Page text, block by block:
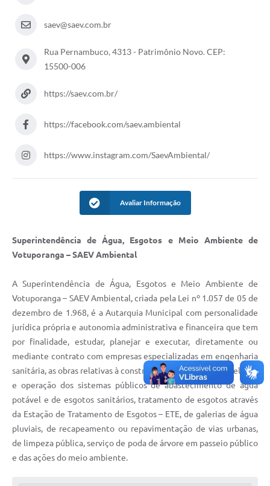
Audiências Públicas
Telefones Úteis
Contato
saev@saev.com.br
Rua Pernambuco, 4313 - Patrimônio Novo. CEP:
15500-006
https://saev.com.br/
https://facebook.com/saev.ambiental
https://www.instagram.com/SaevAmbiental/
Avaliar Informação
Superintendência de Água, Esgotos e Meio Ambiente de
Votuporanga – SAEV Ambiental
A Superintendência de Água, Esgotos e Meio Ambiente de
Votuporanga – SAEV Ambiental, criada pela Lei nº 1.057 de 05 de
dezembro de 1.968, é a Autarquia Municipal com personalidade
jurídica própria e autonomia administrativa e financeira que tem
por finalidade, estudar, planejar e executar, diretamente ou
mediante contrato com empresas especializadas em engenharia
sanitária, as obras relativas à construção, ampliação, remodelação
e operação dos sistemas públicos de abastecimento de água
potável e de esgotos sanitários, tratamento de esgotos através
da Estação de Tratamento de Esgotos – ETE, de galerias de água
pluviais, de recapeamento ou repavimentação de vias urbanas,
de limpeza pública, serviço de poda de árvore em passeio público
e das ações do meio ambiente.